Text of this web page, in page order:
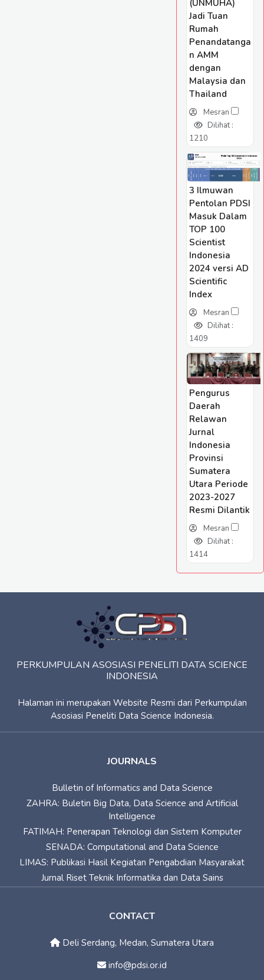
(UNMUHA)
Jadi Tuan
Rumah
Penandatanga
n AMM
dengan
Malaysia dan
Thailand
Mesran
Dilihat :
1210
3 Ilmuwan
Pentolan PDSI
Masuk Dalam
TOP 100
Scientist
Indonesia
2024 versi AD
Scientific
Index
Mesran
Dilihat :
1409
Pengurus
Daerah
Relawan
Jurnal
Indonesia
Provinsi
Sumatera
Utara Periode
2023-2027
Resmi Dilantik
Mesran
Dilihat :
1414
PERKUMPULAN ASOSIASI PENELITI DATA SCIENCE
INDONESIA
Halaman ini merupakan Website Resmi dari Perkumpulan
Asosiasi Peneliti Data Science Indonesia.
JOURNALS
Bulletin of Informatics and Data Science
ZAHRA: Buletin Big Data, Data Science and Artificial
Intelligence
FATIMAH: Penerapan Teknologi dan Sistem Komputer
SENADA: Computational and Data Science
LIMAS: Publikasi Hasil Kegiatan Pengabdian Masyarakat
Jurnal Riset Teknik Informatika dan Data Sains
CONTACT
Deli Serdang, Medan, Sumatera Utara
info@pdsi.or.id